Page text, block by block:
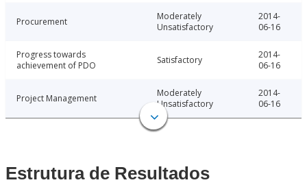
Procurement
Moderately
Unsatisfactory
2014-
06-16
Progress towards
achievement of PDO
Satisfactory
2014-
06-16
Project Management
Moderately
Unsatisfactory
2014-
06-16
Estrutura de Resultados